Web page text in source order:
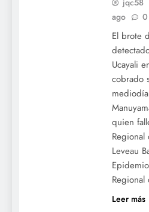
ago
0
El brote
Ucayali
cobrado
quien
Regional
Leveau
Leer más